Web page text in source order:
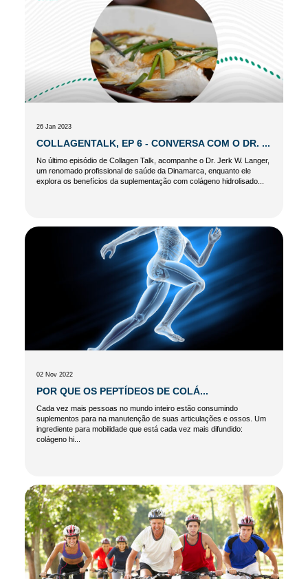
26 Jan 2023
COLLAGENTALK, EP 6 - CONVERSA COM O DR. ...
No último episódio de Collagen Talk, acompanhe o Dr. Jerk W. Langer,
um renomado profissional de saúde da Dinamarca, enquanto ele
explora os benefícios da suplementação com colágeno hidrolisado...
02 Nov 2022
POR QUE OS PEPTÍDEOS DE COLÁ...
Cada vez mais pessoas no mundo inteiro estão consumindo
suplementos para na manutenção de suas articulações e ossos. Um
ingrediente para mobilidade que está cada vez mais difundido:
colágeno hi...